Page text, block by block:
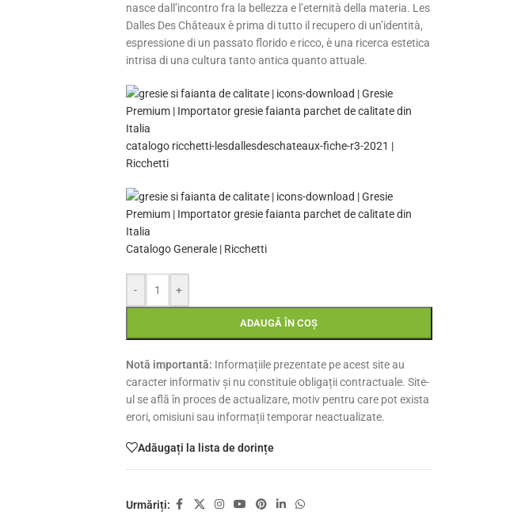
nasce dall’incontro fra la bellezza e l’eternità della materia. Les
Dalles Des Châteaux è prima di tutto il recupero di un’identità,
espressione di un passato florido e ricco, è una ricerca estetica
intrisa di una cultura tanto antica quanto attuale.
catalogo ricchetti-lesdallesdeschateaux-fiche-r3-2021 |
Ricchetti
Catalogo Generale | Ricchetti
- +
ADAUGĂ ÎN COȘ
Notă importantă: Informațiile prezentate pe acest site au
caracter informativ și nu constituie obligații contractuale. Site-
ul se află în proces de actualizare, motiv pentru care pot exista
erori, omisiuni sau informații temporar neactualizate.
Adăugați la lista de dorințe
Urmăriți: